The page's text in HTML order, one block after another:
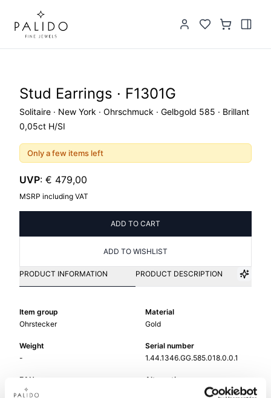
Stud Earrings · F1301G
Solitaire · New York · Ohrschmuck · Gelbgold 585 · Brillant
0,05ct H/SI
Only a few items left
UVP: € 479,00
MSRP including VAT
ADD TO CART
ADD TO WISHLIST
PRODUCT INFORMATION PRODUCT DESCRIPTION
Item group
Ohrstecker
Material
Gold
Weight
-
Serial number
1.44.1346.GG.585.018.0.0.1
EAN
9010595558399
Alternative